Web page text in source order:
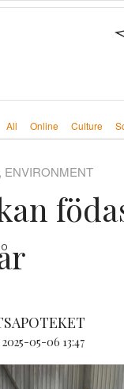
All Online Culture
ENVIRONMENT
05-06 13:47